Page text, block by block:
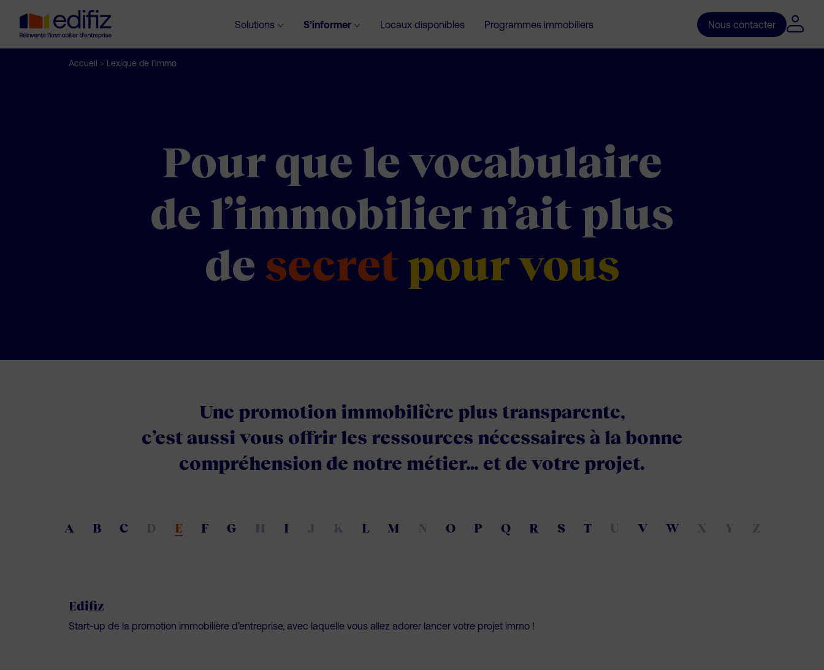
Solutions S’informer Locaux disponibles Programmes immobiliers Nous contacter
Accueil > Lexique de l’immo
Pour que le vocabulaire
de l’immobilier n’ait plus
de secret pour vous
Une promotion immobilière plus transparente,
c’est aussi vous offrir les ressources nécessaires à la bonne
compréhension de notre métier… et de votre projet.
A B C E F G I L M O P Q R S T V W
Edifiz
Start-up de la promotion immobilière d’entreprise, avec laquelle vous allez adorer lancer votre projet immo !